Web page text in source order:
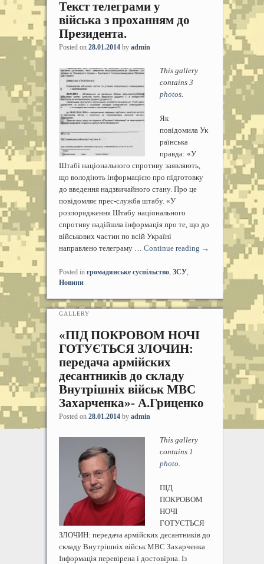
Текст телеграми у
війська з проханням до
Президента.
Posted on 28.01.2014 by admin
This gallery
contains 3
photos.
Як
повідомила Ук
раїнська
правда: «У
Штабі національного спротиву заявляють,
що володіють інформацією про підготовку
до введення надзвичайного стану. Про це
повідомляє прес-служба штабу. «У
розпорядження Штабу національного
спротиву надійшла інформація про те, що до
військових частин по всій Україні
направлено телеграму … Continue reading →
Posted in громадянське суспільство, ЗСУ,
Новини
«ПІД ПОКРОВОМ НОЧІ
ГОТУЄТЬСЯ ЗЛОЧИН:
передача армійских
десантників до складу
Внутрішніх військ МВС
Захарченка»- А.Гриценко
GALLERY
Posted on 28.01.2014 by admin
This gallery
contains 1
photo.
ПІД
ПОКРОВОМ
НОЧІ
ГОТУЄТЬСЯ
ЗЛОЧИН: передача армійских десантників до
складу Внутрішніх військ МВС Захарченка
Інформація перевірена і достовірна. Із